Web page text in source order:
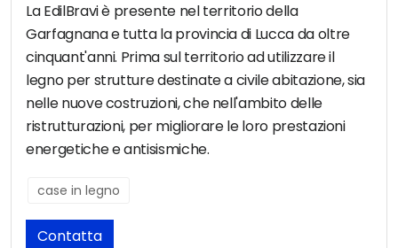
La EdilBravi è presente nel territorio della
Garfagnana e tutta la provincia di Lucca da oltre
cinquant'anni. Prima sul territorio ad utilizzare il
legno per strutture destinate a civile abitazione, sia
nelle nuove costruzioni, che nell'ambito delle
ristrutturazioni, per migliorare le loro prestazioni
energetiche e antisismiche.
case in legno
Contatta